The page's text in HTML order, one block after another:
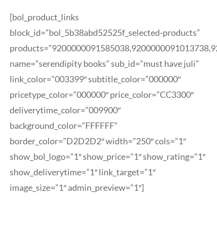
[bol_product_links
block_id=”bol_5b38abd52525f_selected-products”
name=”serendipity books” sub_id=”must have juli”
link_color=”003399″ subtitle_color=”000000″
pricetype_color=”000000″ price_color=”CC3300″
deliverytime_color=”009900″
background_color=”FFFFFF”
border_color=”D2D2D2″ width=”250″ cols=”1″
show_bol_logo=”1″ show_price=”1″ show_rating=”1″
show_deliverytime=”1″ link_target=”1″
image_size=”1″ admin_preview=”1″]